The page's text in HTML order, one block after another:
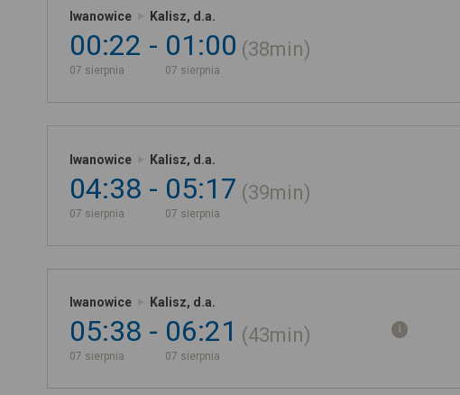
Iwanowice Kalisz, d.a.
00:22
07 sierpnia
01:00
07 sierpnia
38min
Iwanowice Kalisz, d.a.
04:38
07 sierpnia
05:17
07 sierpnia
39min
Iwanowice Kalisz, d.a.
05:38
07 sierpnia
06:21
07 sierpnia
43min